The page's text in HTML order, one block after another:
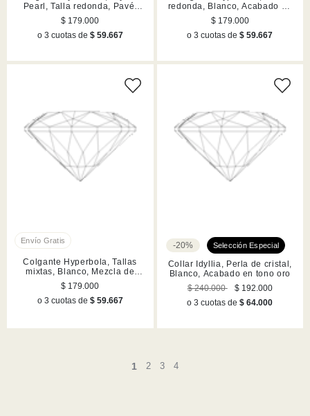
Pearl, Talla redonda, Pavé,
Herradura, Blanco, Acabado
en rodio
$ 179.000
o 3 cuotas de $ 59.667
redonda, Blanco, Acabado en
tono oro
$ 179.000
o 3 cuotas de$ 59.667
Colgante Hyperbola, Tallas
mixtas, Blanco, Mezcla de
acabados
$ 179.000
o 3 cuotas de $ 59.667
-20%
Collar Idyllia, Perla de cristal,
Blanco, Acabado en tono oro
$ 240.000
$ 192.000
o 3 cuotas de$ 64.000
1 2 3 4